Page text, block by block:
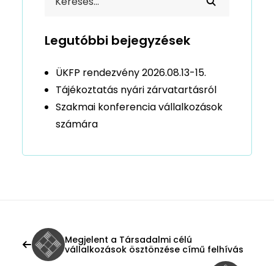
Legutóbbi bejegyzések
ÜKFP rendezvény 2026.08.13-15.
Tájékoztatás nyári zárvatartásról
Szakmai konferencia vállalkozások
számára
Megjelent a Társadalmi célú
vállalkozások ösztönzése című felhívás